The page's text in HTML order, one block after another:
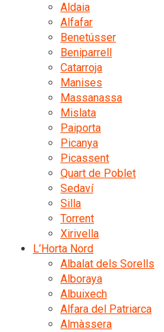
Aldaia
Alfafar
Benetússer
Beniparrell
Catarroja
Manises
Massanassa
Mislata
Paiporta
Picanya
Picassent
Quart de Poblet
Sedaví
Silla
Torrent
Xirivella
L’Horta Nord
Albalat dels Sorells
Alboraya
Albuixech
Alfara del Patriarca
Almàssera